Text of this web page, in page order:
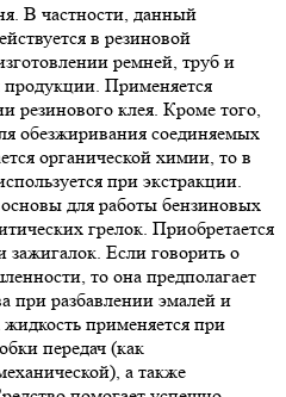
В частности, данный
в резиновой
ремней, труб и
продукции. Применяется
резинового клея. Кроме того,
обезжиривания соединяемых
органической химии, то в
при экстракции.
для работы бензиновых
грелок. Приобретается
зажигалок. Если говорить о
то она предполагает
при разбавлении эмалей и
применяется при
передач (как
а также